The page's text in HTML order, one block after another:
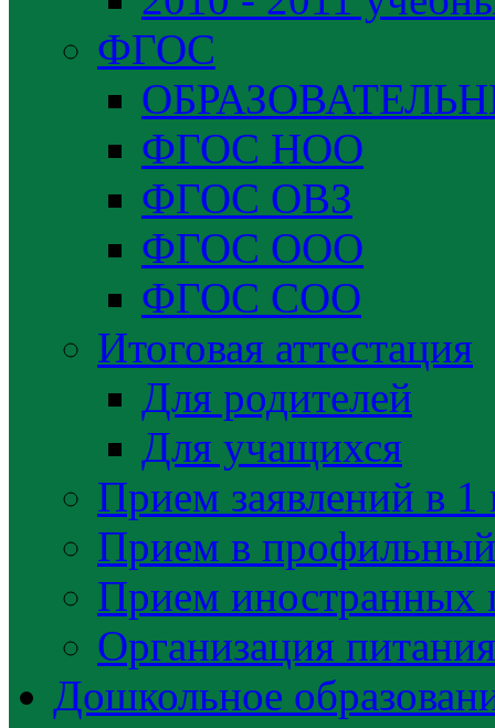
ФГОС
ФГОС НОО
ФГОС ОВЗ
ФГОС ООО
ФГОС СОО
Итоговая аттестация
Для родителей
Для учащихся
Прием заявлений в 1
Прием в
Прием иностранных
Организация
Дошкольное